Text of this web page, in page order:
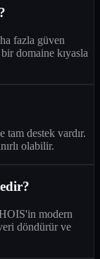
fazla güven
domaine kıyasla
tam destek vardır.
olabilir.
modern
döndürür ve